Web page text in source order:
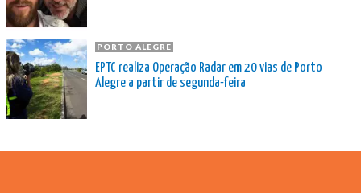
PORTO ALEGRE
EPTC realiza Operação Radar em 20 vias de Porto
Alegre a partir de segunda-feira